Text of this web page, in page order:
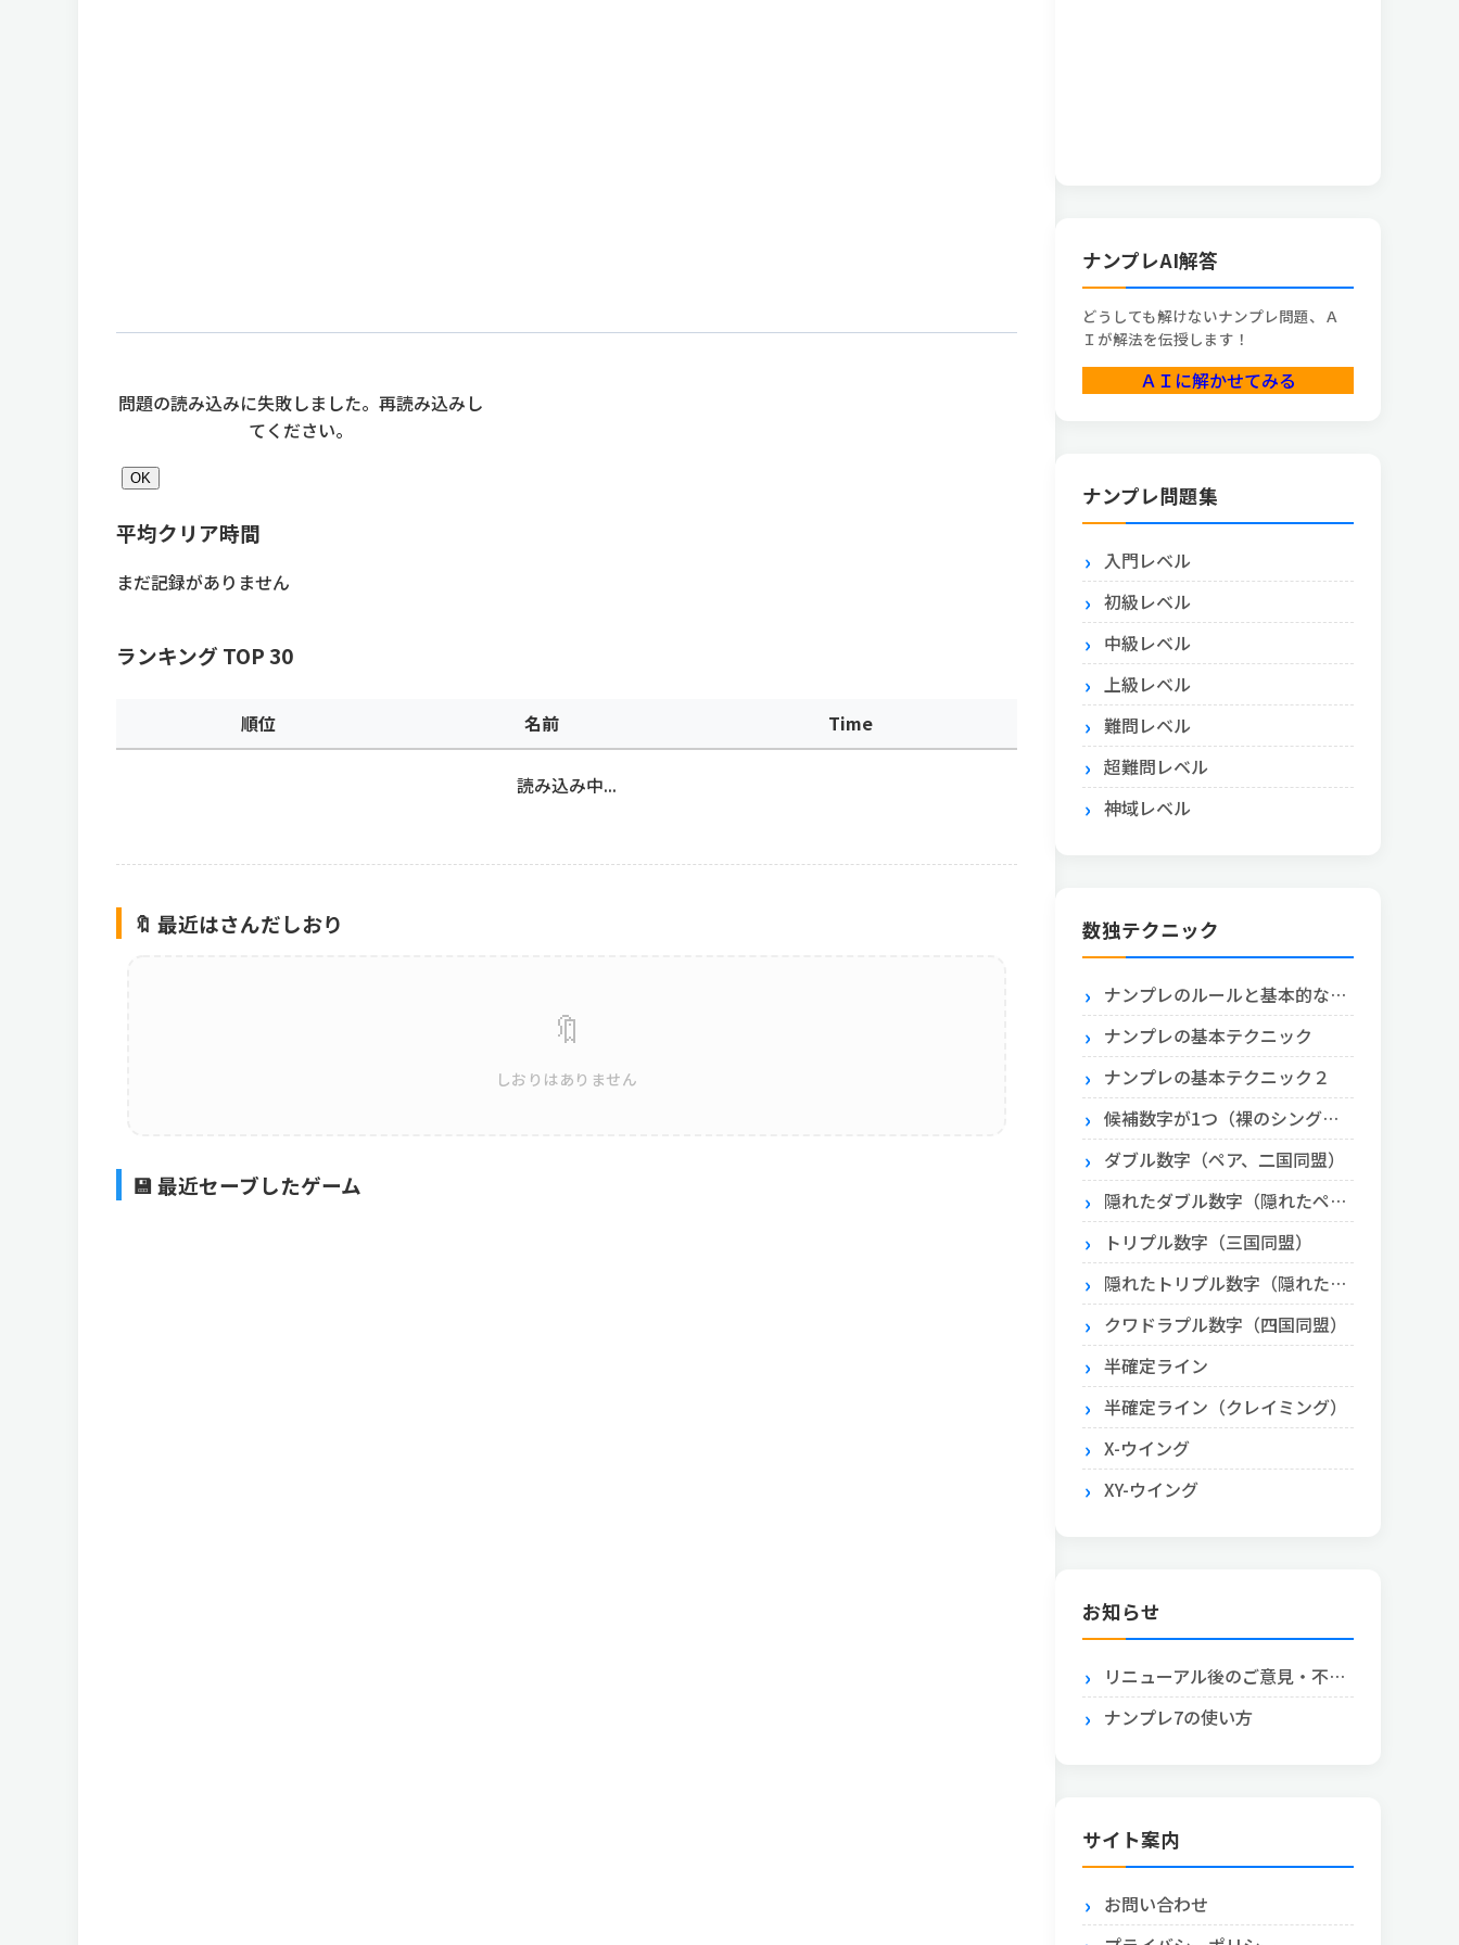
問題の読み込みに失敗しました。再読み込みし
てください。
OK
平均クリア時間
まだ記録がありません
ランキング TOP 30
順位 名前 Time
読み込み中...
🔖 最近はさんだしおり
🔖
しおりはありません
💾 最近セーブしたゲーム
ナンプレAI解答
どうしても解けないナンプレ問題、Ａ
Ｉが解法を伝授します！
ＡＩに解かせてみる
ナンプレ問題集
入門レベル
初級レベル
中級レベル
上級レベル
難問レベル
超難問レベル
神域レベル
数独テクニック
ナンプレのルールと基本的な解き方
ナンプレの基本テクニック
ナンプレの基本テクニック２
候補数字が1つ（裸のシングル）とエリア内に1つ（隠れたシングル）
ダブル数字（ペア、二国同盟）
隠れたダブル数字（隠れたペア）
トリプル数字（三国同盟）
隠れたトリプル数字（隠れたトリプル）
クワドラプル数字（四国同盟）
半確定ライン
半確定ライン（クレイミング）
X-ウイング
XY-ウイング
お知らせ
リニューアル後のご意見・不具合報告はこちら
ナンプレ7の使い方
サイト案内
お問い合わせ